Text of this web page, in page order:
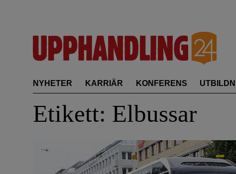
NYHETER KARRIÄR KONFERENS
Etikett: Elbussar